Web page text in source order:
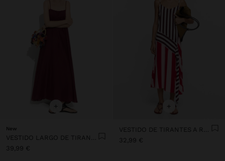
+
New
39,99 €
+
32,99 €